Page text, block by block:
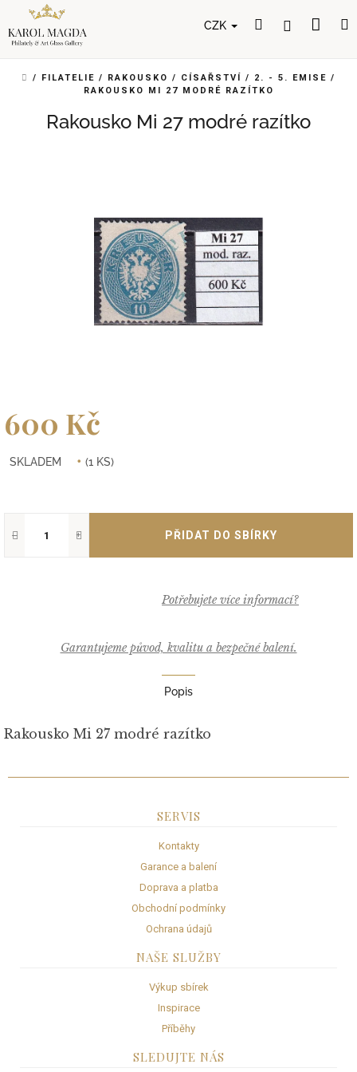
obsah
CZK HledatPřihlášení
DOMŮ
/ FILATELIE / RAKOUSKO / CÍSAŘSTVÍ / 2. - 5. EMISE /
RAKOUSKO MI 27 MODRÉ RAZÍTKO
Rakousko Mi 27 modré razítko
600 Kč
cena:
SKLADEM (1 KS)
+
−
Garantujeme původ, kvalitu a bezpečné balení.
Popis
Rakousko Mi 27 modré razítko
SERVIS
Kontakty
Garance a balení
Doprava a platba
Obchodní podmínky
Ochrana údajů
NAŠE SLUŽBY
Výkup sbírek
Inspirace
Příběhy
SLEDUJTE NÁS